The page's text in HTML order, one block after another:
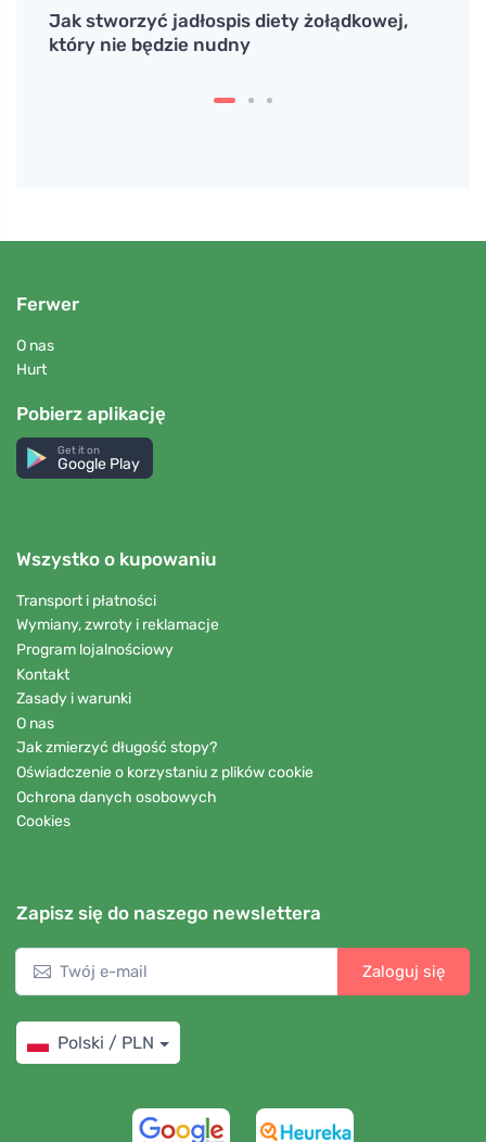
Jak stworzyć jadłospis diety żołądkowej,
który nie będzie nudny
Ferwer
O nas
Hurt
Pobierz aplikację
Get it on
Google Play
Wszystko o kupowaniu
Transport i płatności
Wymiany, zwroty i reklamacje
Program lojalnościowy
Kontakt
Zasady i warunki
O nas
Jak zmierzyć długość stopy?
Oświadczenie o korzystaniu z plików cookie
Ochrona danych osobowych
Cookies
Zapisz się do naszego newslettera
Zaloguj się
Polski / PLN